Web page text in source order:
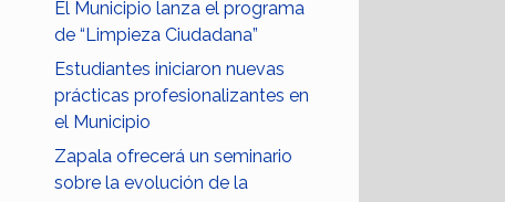
El Municipio lanza el programa
de “Limpieza Ciudadana”
Estudiantes iniciaron nuevas
prácticas profesionalizantes en
el Municipio
Zapala ofrecerá un seminario
sobre la evolución de la